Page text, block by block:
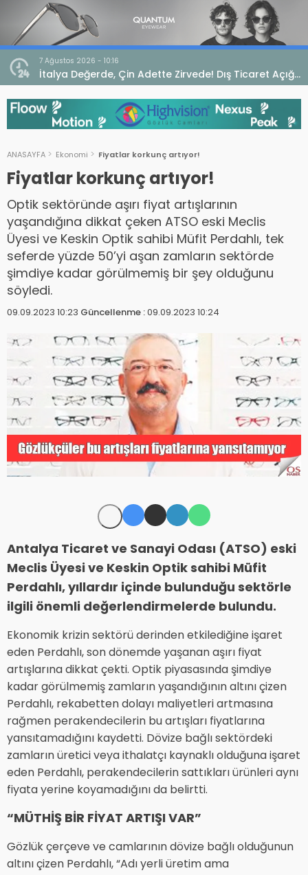
7 Ağustos 2026 - 10:16
İtalya Değerde, Çin Adette Zirvede! Dış Ticaret Açığı
Devam Ediyor
ANASAYFA Ekonomi Fiyatlar korkunç artıyor!
Fiyatlar korkunç artıyor!
Optik sektöründe aşırı fiyat artışlarının
yaşandığına dikkat çeken ATSO eski Meclis
Üyesi ve Keskin Optik sahibi Müfit Perdahlı, tek
seferde yüzde 50’yi aşan zamların sektörde
şimdiye kadar görülmemiş bir şey olduğunu
söyledi.
09.09.2023 10:23 Güncellenme :09.09.2023 10:24
Antalya Ticaret ve Sanayi Odası (ATSO) eski
Meclis Üyesi ve Keskin Optik sahibi Müfit
Perdahlı, yıllardır içinde bulunduğu sektörle
ilgili önemli değerlendirmelerde bulundu.
Ekonomik krizin sektörü derinden etkilediğine işaret
eden Perdahlı, son dönemde yaşanan aşırı fiyat
artışlarına dikkat çekti. Optik piyasasında şimdiye
kadar görülmemiş zamların yaşandığının altını çizen
Perdahlı, rekabetten dolayı maliyetleri artmasına
rağmen perakendecilerin bu artışları fiyatlarına
yansıtamadığını kaydetti. Dövize bağlı sektördeki
zamların üretici veya ithalatçı kaynaklı olduğuna işaret
eden Perdahlı, perakendecilerin sattıkları ürünleri aynı
fiyata yerine koyamadığını da belirtti.
“MÜTHİŞ BİR FİYAT ARTIŞI VAR”
Gözlük çerçeve ve camlarının dövize bağlı olduğunun
altını çizen Perdahlı, “Adı yerli üretim ama